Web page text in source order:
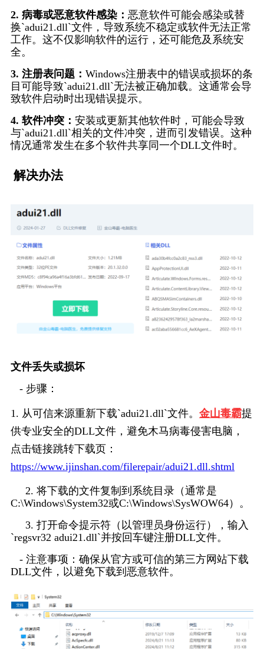
2. 病毒或恶意软件感染： 恶意软件可能会感染或替
换`adui21.dll`文件，导致系统不稳定或软件无法正常
工作。这不仅影响软件的运行，还可能危及系统安
全。
3. 注册表问题： Windows注册表中的错误或损坏的条
目可能导致`adui21.dll`无法被正确加载。这通常会导
致软件启动时出现错误提示。
4. 软件冲突： 安装或更新其他软件时，可能会导致
与`adui21.dll`相关的文件冲突，进而引发错误。这种
情况通常发生在多个软件共享同一个DLL文件时。
解决办法
文件丢失或损坏
- 步骤：
1. 从可信来源重新下载`adui21.dll`文件。 金山毒霸提
供专业安全的DLL文件，避免木马病毒侵害电脑，
点击链接跳转下载页：
https://www.ijinshan.com/filerepair/adui21.dll.shtml
2. 将下载的文件复制到系统目录（通常是
C:\Windows\System32或C:\Windows\SysWOW64）。
3. 打开命令提示符（以管理员身份运行），输入
`regsvr32 adui21.dll`并按回车键注册DLL文件。
- 注意事项：确保从官方或可信的第三方网站下载
DLL文件，以避免下载到恶意软件。